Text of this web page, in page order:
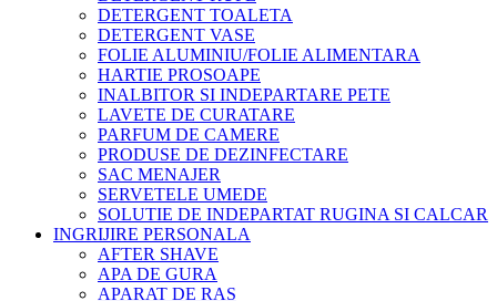
DETERGENT TOALETA
DETERGENT VASE
FOLIE ALUMINIU/FOLIE ALIMENTARA
HARTIE PROSOAPE
INALBITOR SI INDEPARTARE PETE
LAVETE DE CURATARE
PARFUM DE CAMERE
PRODUSE DE DEZINFECTARE
SAC MENAJER
SERVETELE UMEDE
SOLUTIE DE INDEPARTAT RUGINA SI CALCAR
INGRIJIRE PERSONALA
AFTER SHAVE
APA DE GURA
APARAT DE RAS